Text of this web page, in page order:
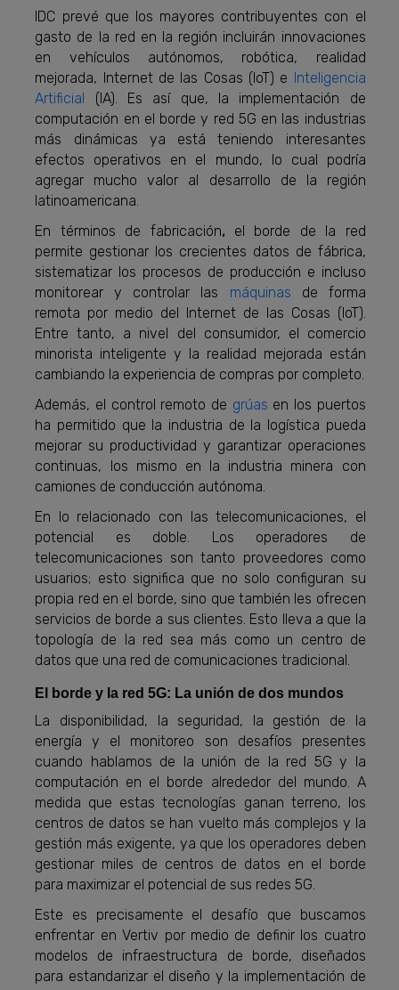
IDC prevé que los mayores contribuyentes con el
gasto de la red en la región incluirán innovaciones
en vehículos autónomos, robótica, realidad
mejorada, Internet de las Cosas (IoT) e Inteligencia
Artificial (IA). Es así que, la implementación de
computación en el borde y red 5G en las industrias
más dinámicas ya está teniendo interesantes
efectos operativos en el mundo, lo cual podría
agregar mucho valor al desarrollo de la región
latinoamericana.
En términos de fabricación, el borde de la red
permite gestionar los crecientes datos de fábrica,
sistematizar los procesos de producción e incluso
monitorear y controlar las máquinas de forma
remota por medio del Internet de las Cosas (IoT).
Entre tanto, a nivel del consumidor, el comercio
minorista inteligente y la realidad mejorada están
cambiando la experiencia de compras por completo.
Además, el control remoto de grúas en los puertos
ha permitido que la industria de la logística pueda
mejorar su productividad y garantizar operaciones
continuas, los mismo en la industria minera con
camiones de conducción autónoma.
En lo relacionado con las telecomunicaciones, el
potencial es doble. Los operadores de
telecomunicaciones son tanto proveedores como
usuarios; esto significa que no solo configuran su
propia red en el borde, sino que también les ofrecen
servicios de borde a sus clientes. Esto lleva a que la
topología de la red sea más como un centro de
datos que una red de comunicaciones tradicional.
El borde y la red 5G: La unión de dos mundos
La disponibilidad, la seguridad, la gestión de la
energía y el monitoreo son desafíos presentes
cuando hablamos de la unión de la red 5G y la
computación en el borde alrededor del mundo. A
medida que estas tecnologías ganan terreno, los
centros de datos se han vuelto más complejos y la
gestión más exigente, ya que los operadores deben
gestionar miles de centros de datos en el borde
para maximizar el potencial de sus redes 5G.
Este es precisamente el desafío que buscamos
enfrentar en Vertiv por medio de definir los cuatro
modelos de infraestructura de borde, diseñados
para estandarizar el diseño y la implementación de